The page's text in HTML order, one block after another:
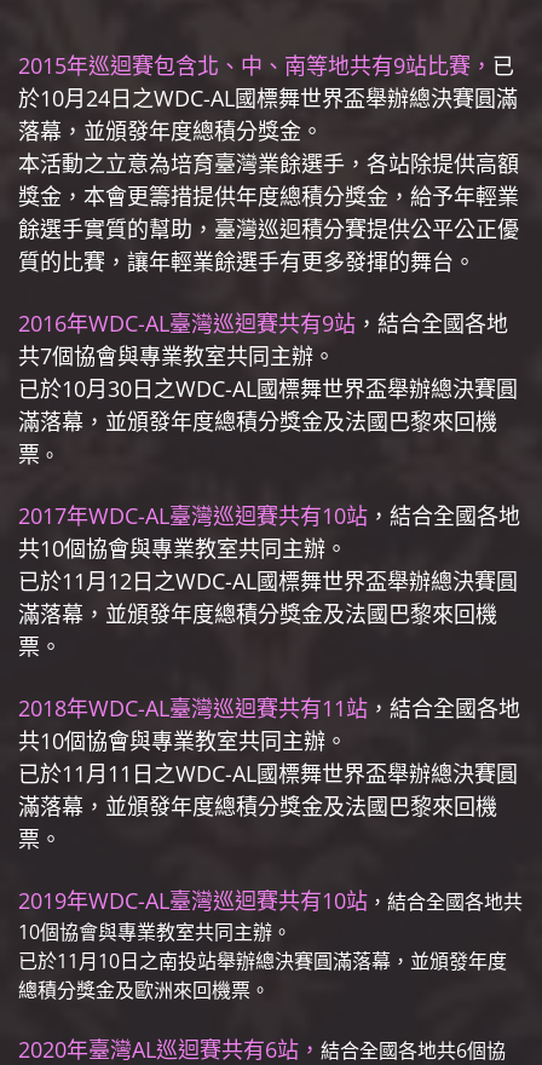
2015年巡迴賽包含北、中、南等地共有9站比賽， 已
於10月24日之WDC-AL國標舞世界盃舉辦總決賽圓滿
落幕，並頒發年度總積分獎金。
本活動之立意為培育臺灣業餘選手，各站除提供高額
獎金，本會更籌措提供年度總積分獎金，給予年輕業
餘選手實質的幫助，臺灣巡迴積分賽提供公平公正優
質的比賽，讓年輕業餘選手有更多發揮的舞台。
2016年WDC-AL臺灣巡迴賽共有9站 ，結合全國各地
共7個協會與專業教室共同主辦。
已於10月30日之WDC-AL國標舞世界盃舉辦總決賽圓
滿落幕，並頒發年度總積分獎金及法國巴黎來回機
票 。
2017年WDC-AL臺灣巡迴賽共有10站 ，結合全國各地
共10個協會與專業教室共同主辦。
已於11月12日之WDC-AL國標舞世界盃舉辦總決賽圓
滿落幕，並頒發年度總積分獎金及法國巴黎來回機
票 。
2018年WDC-AL臺灣巡迴賽共有11站 ，結合全國各地
共10個協會與專業教室共同主辦。
已於11月11日之WDC-AL國標舞世界盃舉辦總決賽圓
滿落幕，並頒發年度總積分獎金及法國巴黎來回機
票 。
2019年WDC-AL臺灣巡迴賽共有10站 ，結合全國各地共
10個協會與專業教室共同主辦。
已於11月10日之南投站舉辦總決賽圓滿落幕，並頒發年度
總積分獎金及歐洲來回機票。
2020年臺灣AL巡迴賽共有6站， 結合全國各地共6個協